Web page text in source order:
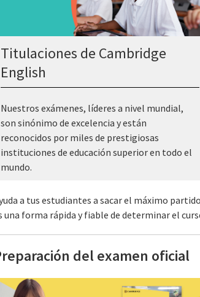
Titulaciones de Cambridge
English
Nuestros exámenes, líderes a nivel mundial,
son sinónimo de excelencia y están
reconocidos por miles de prestigiosas
instituciones de educación superior en todo el
mundo.
a tus estudiantes a sacar el máximo
una forma rápida y fiable de determinar el
del examen oficial